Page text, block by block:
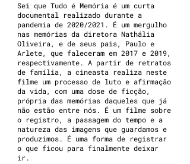
Sei que Tudo é Memória é um curta
documental realizado durante a
pandemia de 2020/2021. É um mergulho
nas memórias da diretora Nathália
Oliveira, e de seus pais, Paulo e
Arlete, que faleceram em 2017 e 2019,
respectivamente. A partir de retratos
de família, a cineasta realiza neste
filme um processo de luto e afirmação
da vida, com uma dose de ficção,
própria das memórias daqueles que já
não estão entre nós. É um filme sobre
o registro, a passagem do tempo e a
natureza das imagens que guardamos e
produzimos. É uma forma de registrar
o que ficou para finalmente deixar
ir.